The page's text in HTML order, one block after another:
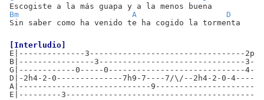
Escogiste a la más guapa y a la menos buena
Bm
A
D
Sin saber como ha venido te ha cogido la tormenta
[Interludio]
E|--------------3---------------------------------
B|----------------3-------------------------------
G|------------0-----0-----------------------------
D|-2h4-2-0--------------7h9-7----7/\/--2h4-2-0-
A|----------------------------
E|---------